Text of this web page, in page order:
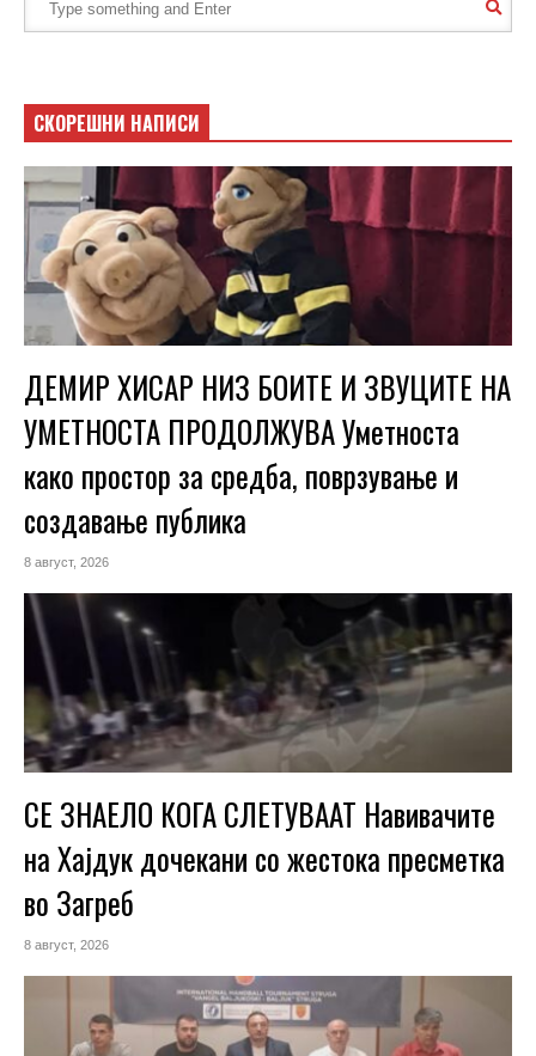
СКОРЕШНИ НАПИСИ
ДЕМИР ХИСАР НИЗ БОИТЕ И ЗВУЦИТЕ НА
УМЕТНОСТА ПРОДОЛЖУВА Уметноста
како простор за средба, поврзување и
создавање публика
8 август, 2026
СЕ ЗНАЕЛО КОГА СЛЕТУВААТ Навивачите
на Хајдук дочекани со жестока пресметка
во Загреб
8 август, 2026